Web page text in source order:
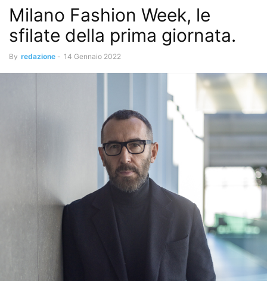
Milano Fashion Week, le
sfilate della prima giornata.
By redazione - 14 Gennaio 2022